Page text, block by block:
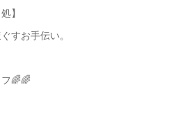
】
すお手伝い。
🌈🌈